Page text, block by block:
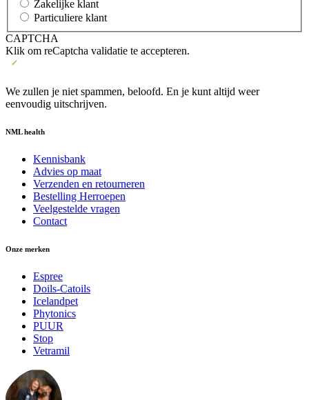
Zakelijke klant
Particuliere klant
CAPTCHA
Klik om reCaptcha validatie te accepteren.
We zullen je niet spammen, beloofd. En je kunt altijd weer
eenvoudig uitschrijven.
NML health
Kennisbank
Advies op maat
Verzenden en retourneren
Bestelling Herroepen
Veelgestelde vragen
Contact
Onze merken
Espree
Doils-Catoils
Icelandpet
Phytonics
PUUR
Stop
Vetramil